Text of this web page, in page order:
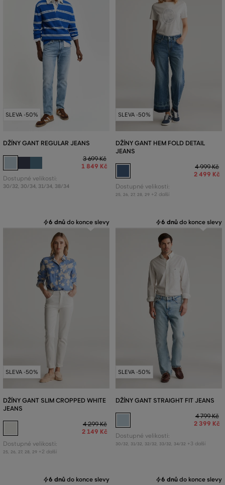
SLEVA -50%
DŽÍNY GANT REGULAR JEANS
3 699 Kč
1 849 Kč
Dostupné velikosti:
30/32, 30/34, 31/34, 38/34
SLEVA -50%
DŽÍNY GANT HEM FOLD DETAIL
JEANS
4 999 Kč
2 499 Kč
Dostupné velikosti:
25 26 27, 28 29 +2 další
6 dnů do konce slevy
SLEVA -50%
DŽÍNY GANT SLIM CROPPED WHITE
JEANS
4 299 Kč
2 149 Kč
Dostupné velikosti:
25 26 27, 28 29 +2 další
6 dnů do konce slevy
SLEVA -50%
DŽÍNY GANT STRAIGHT FIT JEANS
4 799 Kč
2 399 Kč
Dostupné velikosti:
30/32 31/32 32/32 33/32 34/32 +3 další
6 dnů do konce slevy 6 dnů do konce slevy